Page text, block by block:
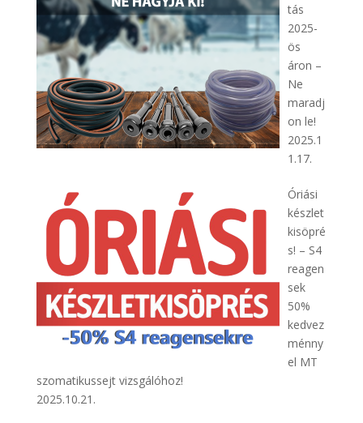
tás
2025-
ös
áron –
Ne
maradj
on le!
2025.1
1.17.
Óriási
készlet
kisöpré
s! – S4
reagen
sek
50%
kedvez
ménny
el MT
szomatikussejt vizsgálóhoz!
2025.10.21.